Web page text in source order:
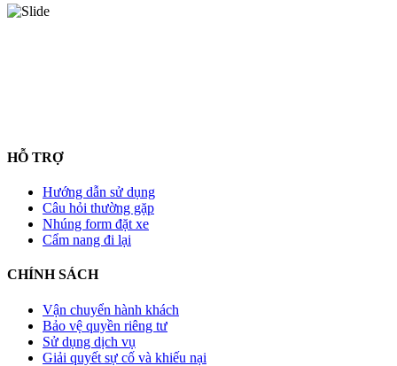
HỖ TRỢ
Hướng dẫn sử dụng
Câu hỏi thường gặp
Nhúng form đặt xe
Cẩm nang đi lại
CHÍNH SÁCH
Vận chuyển hành khách
Bảo vệ quyền riêng tư
Sử dụng dịch vụ
Giải quyết sự cố và khiếu nại